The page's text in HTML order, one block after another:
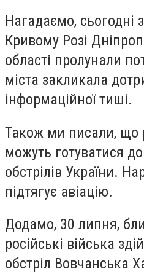
Нагадаємо, сьогодні
Кривому Розі
області пролунали
міста закликала
інформаційної тиші.
Також ми писали, що
можуть готуватися
обстрілів України.
підтягує авіацію.
Додамо, 30 липня,
російські війська
обстріл Вовчанська